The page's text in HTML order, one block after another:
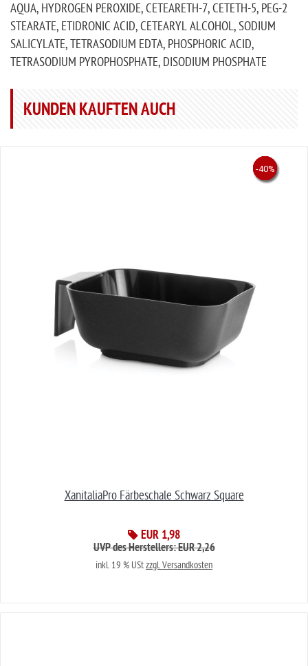
AQUA, HYDROGEN PEROXIDE, CETEARETH-7, CETETH-5, PEG-2
STEARATE, ETIDRONIC ACID, CETEARYL ALCOHOL, SODIUM
SALICYLATE, TETRASODIUM EDTA, PHOSPHORIC ACID,
TETRASODIUM PYROPHOSPHATE, DISODIUM PHOSPHATE
KUNDEN KAUFTEN AUCH
XanitaliaPro Färbeschale Schwarz Square
EUR 1,98
-12.4%
UVP des Herstellers: EUR 2,26
inkl. 19 % UStzzgl. Versandkosten
-53%
-50%
-44%
-40%